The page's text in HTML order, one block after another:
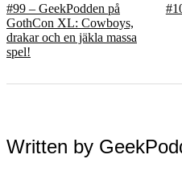
#99 – GeekPodden på
GothCon XL: Cowboys,
drakar och en jäkla massa
spel!
Written by